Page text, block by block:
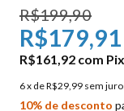
R$199,90
R$179,91
R$161,92 com Pix
6x deR$29,99 sem
10% de desconto